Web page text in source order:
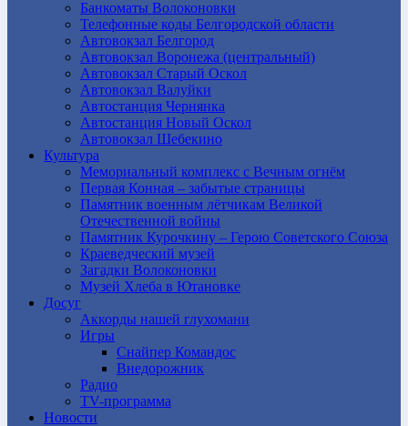
Банкоматы Волоконовки
Телефонные коды Белгородской области
Автовокзал Белгород
Автовокзал Воронежа (центральный)
Автовокзал Старый Оскол
Автовокзал Валуйки
Автостанция Чернянка
Автостанция Новый Оскол
Автовокзал Шебекино
Культура
Мемориальный комплекс с Вечным огнём
Первая Конная – забытые страницы
Памятник военным лётчикам Великой
Отечественной войны
Памятник Курочкину – Герою Советского Союза
Краеведческий музей
Загадки Волоконовки
Музей Хлеба в Ютановке
Досуг
Аккорды нашей глухомани
Игры
Снайпер Командос
Внедорожник
Радио
TV-программа
Новости